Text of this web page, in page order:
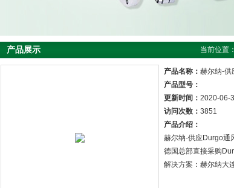
产品展示 当前位置：
产品名称： 赫尔纳-供
产品型号：
更新时间： 2020-06-
访问次数： 3851
产品介绍：
赫尔纳-供应Durgo通
德国总部直接采购
解决方案：赫尔纳大